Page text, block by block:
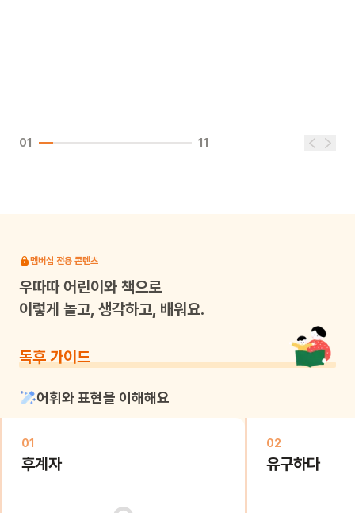
01 11
멤버십 전용 콘텐츠
우따따어린이와 책으로
이렇게 놀고, 생각하고, 배워요.
독후 가이드
어휘와 표현을 이해해요
01
후계자
02
유구하다